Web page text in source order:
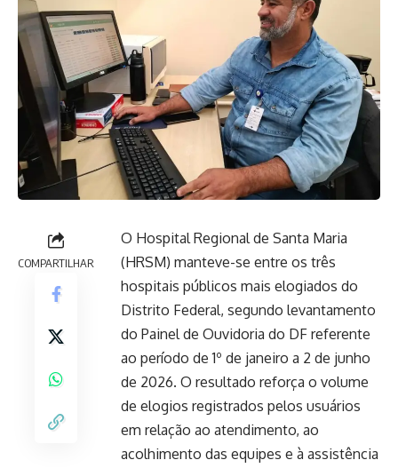
COMPARTILHAR
O Hospital Regional de Santa Maria
(HRSM) manteve-se entre os três
hospitais públicos mais elogiados do
Distrito Federal, segundo levantamento
do Painel de Ouvidoria do DF referente
ao período de 1º de janeiro a 2 de junho
de 2026. O resultado reforça o volume
de elogios registrados pelos usuários
em relação ao atendimento, ao
acolhimento das equipes e à assistência